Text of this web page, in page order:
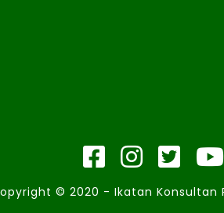
© 2020 - Ikatan Konsultan